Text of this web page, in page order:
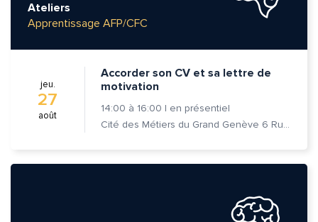
Ateliers
Apprentissage AFP/CFC
jeu.
27
août
Accorder son CV et sa lettre de
motivation
14:00 à 16:00 | en présentiel
Cité des Métiers du Grand Genève 6 Rue Prévost-Martin 1205 Genève